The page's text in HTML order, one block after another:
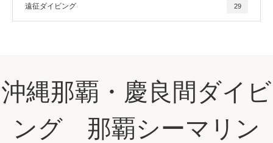
遠征ダイビング 29
沖縄那覇・慶良間ダイビ
ング 那覇シーマリン